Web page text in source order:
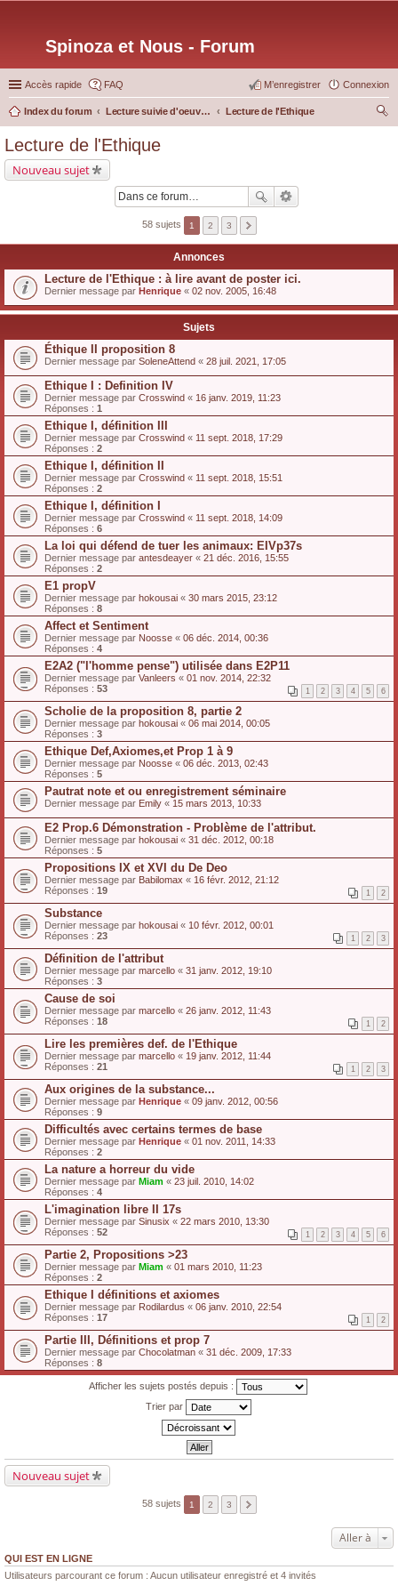
Spinoza et Nous - Forum
Accès rapide FAQ Connexion
M’enregistrer
Index du forum Lecture suivie d'oeuvres particulières
Lecture de l'Ethique
Lecture de l'Ethique
Nouveau sujet
58 sujets 1 2 3
Annonces
Lecture de l'Ethique : à lire avant de poster ici.
Dernier message par Henrique « 02 nov. 2005, 16:48
Sujets
Éthique II proposition 8
Dernier message par SoleneAttend « 28 juil. 2021, 17:05
Ethique I : Definition IV
Dernier message par Crosswind « 16 janv. 2019, 11:23
Réponses : 1
Ethique I, définition III
Dernier message par Crosswind « 11 sept. 2018, 17:29
Réponses : 2
Ethique I, définition II
Dernier message par Crosswind « 11 sept. 2018, 15:51
Réponses : 2
Ethique I, définition I
Dernier message par Crosswind « 11 sept. 2018, 14:09
Réponses : 6
La loi qui défend de tuer les animaux: EIVp37s
Dernier message par antesdeayer « 21 déc. 2016, 15:55
Réponses : 2
E1 propV
Dernier message par hokousai « 30 mars 2015, 23:12
Réponses : 8
Affect et Sentiment
Dernier message par Noosse « 06 déc. 2014, 00:36
Réponses : 4
E2A2 ("l'homme pense") utilisée dans E2P11
Dernier message par Vanleers « 01 nov. 2014, 22:32
Réponses : 53 1 2 3 4 5 6
Scholie de la proposition 8, partie 2
Dernier message par hokousai « 06 mai 2014, 00:05
Réponses : 3
Ethique Def,Axiomes,et Prop 1 à 9
Dernier message par Noosse « 06 déc. 2013, 02:43
Réponses : 5
Pautrat note et ou enregistrement séminaire
Dernier message par Emily « 15 mars 2013, 10:33
E2 Prop.6 Démonstration - Problème de l'attribut.
Dernier message par hokousai « 31 déc. 2012, 00:18
Réponses : 5
Propositions IX et XVI du De Deo
Dernier message par Babilomax « 16 févr. 2012, 21:12
Réponses : 19 1 2
Substance
Dernier message par hokousai « 10 févr. 2012, 00:01
Réponses : 23 1 2 3
Définition de l'attribut
Dernier message par marcello « 31 janv. 2012, 19:10
Réponses : 3
Cause de soi
Dernier message par marcello « 26 janv. 2012, 11:43
Réponses : 18 1 2
Lire les premières def. de l'Ethique
Dernier message par marcello « 19 janv. 2012, 11:44
Réponses : 21 1 2 3
Aux origines de la substance...
Dernier message par Henrique « 09 janv. 2012, 00:56
Réponses : 9
Difficultés avec certains termes de base
Dernier message par Henrique « 01 nov. 2011, 14:33
Réponses : 2
La nature a horreur du vide
Dernier message par Miam « 23 juil. 2010, 14:02
Réponses : 4
L'imagination libre II 17s
Dernier message par Sinusix « 22 mars 2010, 13:30
Réponses : 52 1 2 3 4 5 6
Partie 2, Propositions >23
Dernier message par Miam « 01 mars 2010, 11:23
Réponses : 2
Ethique I définitions et axiomes
Dernier message par Rodilardus « 06 janv. 2010, 22:54
Réponses : 17 1 2
Partie III, Définitions et prop 7
Dernier message par Chocolatman « 31 déc. 2009, 17:33
Réponses : 8
Afficher les sujets postés depuis :
Trier par
Nouveau sujet
58 sujets 1 2 3
Aller à
QUI EST EN LIGNE
Utilisateurs parcourant ce forum : Aucun utilisateur enregistré et 4 invités